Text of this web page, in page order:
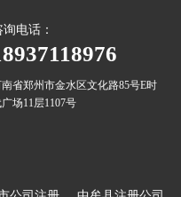
询电话：
省郑州市金水区文化路85号E时
场11层1107号